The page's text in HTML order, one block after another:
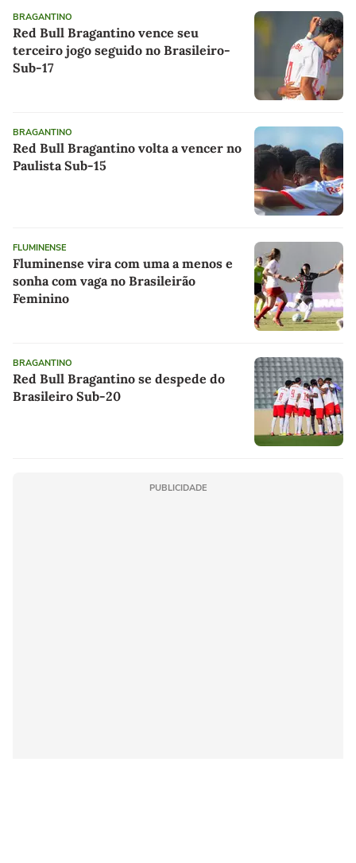
BRAGANTINO
Red Bull Bragantino vence seu
terceiro jogo seguido no Brasileiro-
Sub-17
BRAGANTINO
Red Bull Bragantino volta a vencer no
Paulista Sub-15
FLUMINENSE
Fluminense vira com uma a menos e
sonha com vaga no Brasileirão
Feminino
BRAGANTINO
Red Bull Bragantino se despede do
Brasileiro Sub-20
PUBLICIDADE